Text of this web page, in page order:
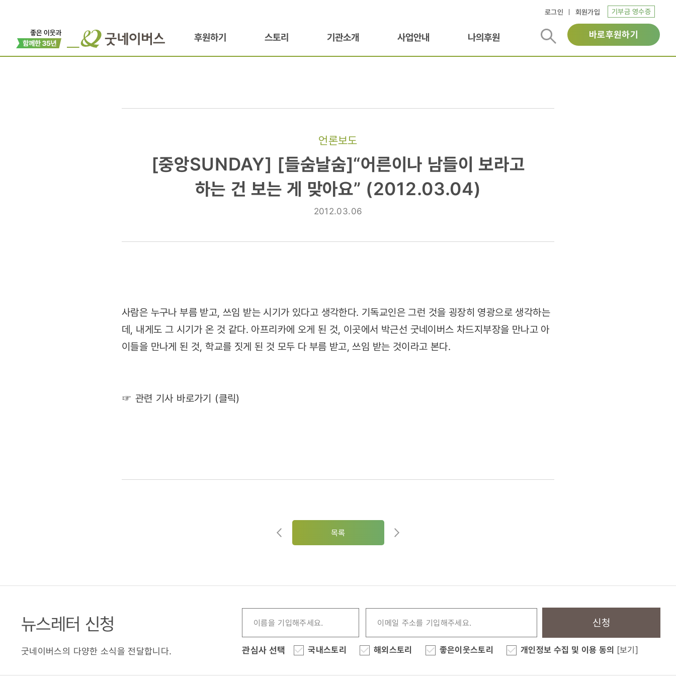
로그인 회원가입 기부금 영수증
후원하기 스토리 기관소개 사업안내 나의후원 바로후원하기
언론보도
[중앙SUNDAY]
[들숨날숨]“어른이나
보라고
보는
게
[중앙SUNDAY] [들숨날숨]“어른이나 남들이 보라고
하는 건 보는 게 맞아요” (2012.03.04)
2012.03.06
사람은 누구나 부름 받고, 쓰임 받는 시기가 있다고 생각한다. 기독교인은 그런 것을 굉장히 영광으로 생각하는
데, 내게도 그 시기가 온 것 같다. 아프리카에 오게 된 것, 이곳에서 박근선 굿네이버스 차드지부장을 만나고 아
이들을 만나게 된 것, 학교를 짓게 된 것 모두 다 부름 받고, 쓰임 받는 것이라고 본다.
☞ 관련 기사 바로가기 (클릭)
목록
뉴스레터 신청
굿네이버스의 다양한 소식을 전달합니다.
신청
관심사 선택 국내스토리 해외스토리 좋은이웃스토리 개인정보 수집 및 이용 동의 [보기]